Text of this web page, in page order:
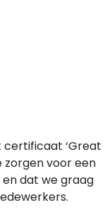
‘Great
zorgen voor een
dat we graag